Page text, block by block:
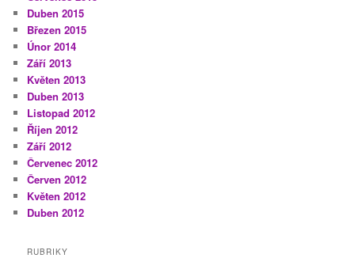
Duben 2015
Březen 2015
Únor 2014
Září 2013
Květen 2013
Duben 2013
Listopad 2012
Říjen 2012
Září 2012
Červenec 2012
Červen 2012
Květen 2012
Duben 2012
RUBRIKY